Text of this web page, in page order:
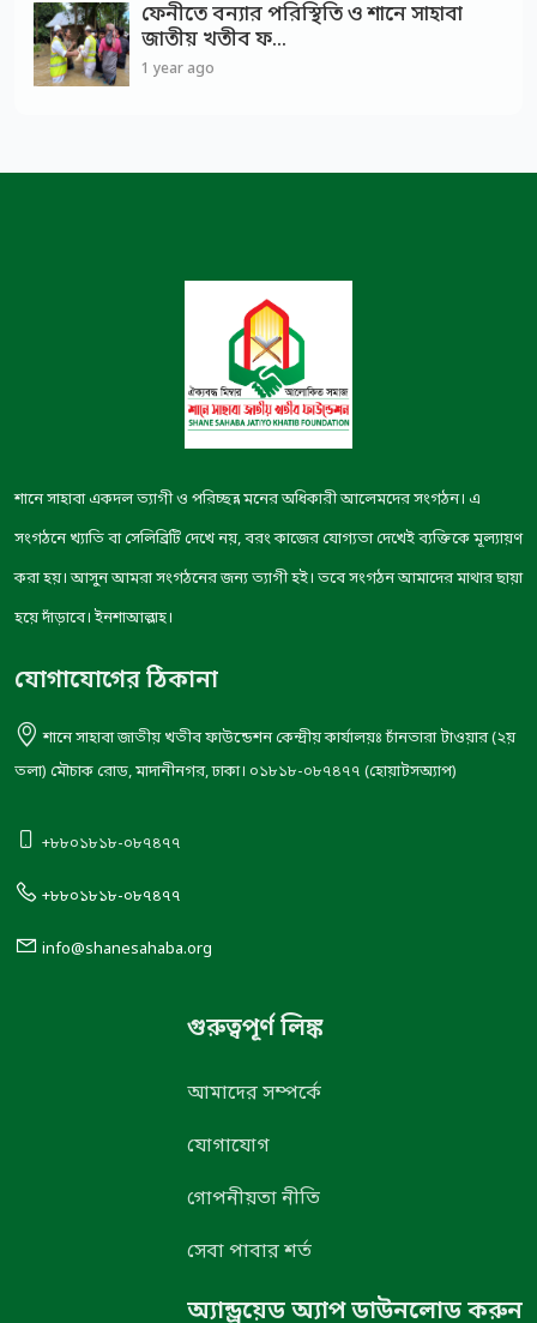
ফেনীতে বন্যার পরিস্থিতি ও শানে সাহাবা
জাতীয় খতীব ফ...
1 year ago
শানে সাহাবা একদল ত্যাগী ও পরিচ্ছন্ন মনের অধিকারী আলেমদের সংগঠন। এ
সংগঠনে খ্যাতি বা সেলিব্রিটি দেখে নয়, বরং কাজের যোগ্যতা দেখেই ব্যক্তিকে মূল্যায়ণ
করা হয়। আসুন আমরা সংগঠনের জন্য ত্যাগী হই। তবে সংগঠন আমাদের মাথার ছায়া
হয়ে দাঁড়াবে। ইনশাআল্লাহ।
যোগাযোগের ঠিকানা
শানে সাহাবা জাতীয় খতীব ফাউন্ডেশন কেন্দ্রীয় কার্যালয়ঃ চাঁনতারা টাওয়ার (২য়
তলা) মৌচাক রোড, মাদানীনগর, ঢাকা। ০১৮১৮-০৮৭৪৭৭ (হোয়াটসঅ্যাপ)
+৮৮০১৮১৮-০৮৭৪৭৭
+৮৮০১৮১৮-০৮৭৪৭৭
info@shanesahaba.org
গুরুত্বপূর্ণ লিঙ্ক
আমাদের সম্পর্কে
যোগাযোগ
গোপনীয়তা নীতি
সেবা পাবার শর্ত
অ্যান্ড্রয়েড অ্যাপ ডাউনলোড করুন